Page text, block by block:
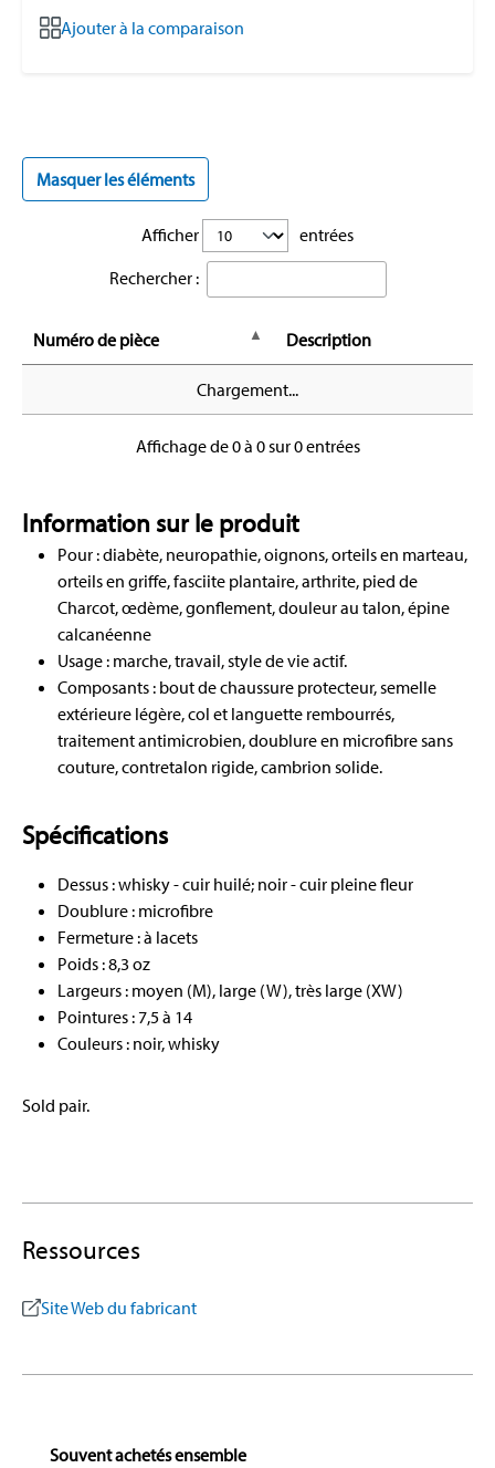
Ajouter à la comparaison
Masquer les éléments
Afficher
entrées
Rechercher :
Numéro de pièce Description
Chargement...
Affichage de 0 à 0 sur 0 entrées
Information sur le produit
Pour : diabète, neuropathie, oignons, orteils en marteau,
orteils en griffe, fasciite plantaire, arthrite, pied de
Charcot, œdème, gonflement, douleur au talon, épine
calcanéenne
Usage : marche, travail, style de vie actif.
Composants : bout de chaussure protecteur, semelle
extérieure légère, col et languette rembourrés,
traitement antimicrobien, doublure en microfibre sans
couture, contretalon rigide, cambrion solide.
Spécifications
Dessus : whisky - cuir huilé; noir - cuir pleine fleur
Doublure : microfibre
Fermeture : à lacets
Poids : 8,3 oz
Largeurs : moyen (M), large (W), très large (XW)
Pointures : 7,5 à 14
Couleurs : noir, whisky
Sold pair.
Ressources
Site Web du fabricant
Skip product gallery
Souvent achetés ensemble